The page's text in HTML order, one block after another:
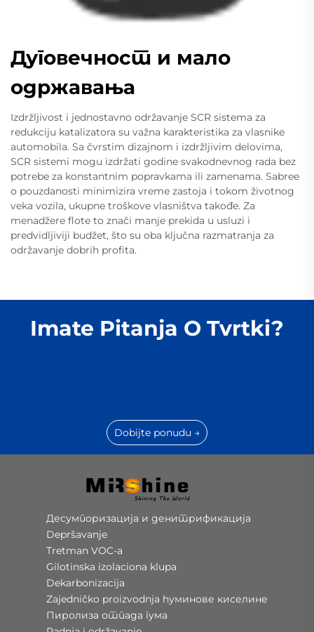
Дуговечност и мало
одржавања
Izdržljivost i jednostavno održavanje SCR sistema za
redukciju katalizatora su važna karakteristika za vlasnike
automobila. Sa čvrstim dizajnom i izdržljivim delovima,
SCR sistemi mogu izdržati godine svakodnevnog rada bez
potrebe za konstantnim popravkama ili zamenama. Sabree
o pouzdanosti minimizira vreme zastoja i tokom životnog
veka vozila, ukupne troškove vlasništva takođe. Za
menadžere flote to znači manje prekida u usluzi i
predvidljiviji budžet, što su oba ključna razmatranja za
održavanje dobrih profita.
Imate Pitanja O Tvrtki?
Dobijte ponudu →
Десумпоризација и денитрификација
Depršavanje
Tretman VOC-a
Gilotinska izolaciona klupa
Dekarbonizacija
Zajedničko proizvodnja hуминове киселине
Пиролиза отпада гума